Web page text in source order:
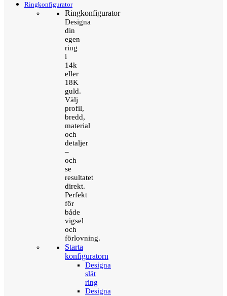
Ringkonfigurator
Ringkonfigurator
Designa
din
egen
ring
i
14k
eller
18K
guld.
Välj
profil,
bredd,
material
och
detaljer
–
och
se
resultatet
direkt.
Perfekt
för
både
vigsel
och
förlovning.
Starta
konfiguratorn
Designa
slät
ring
Designa